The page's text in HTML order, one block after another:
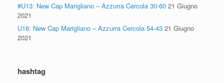
#U13: New Cap Marigliano – Azzurra Cercola 30-60 21 Giugno
2021
U16: New Cap Marigliano – Azzurra Cercola 54-43 21 Giugno
2021
hashtag